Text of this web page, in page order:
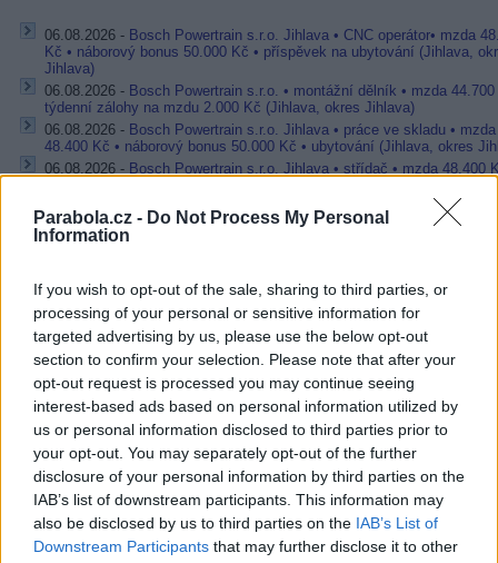
Parabola.cz - Do Not Process My Personal
Information
If you wish to opt-out of the sale, sharing to third parties, or
processing of your personal or sensitive information for
targeted advertising by us, please use the below opt-out
section to confirm your selection. Please note that after your
opt-out request is processed you may continue seeing
interest-based ads based on personal information utilized by
us or personal information disclosed to third parties prior to
your opt-out. You may separately opt-out of the further
disclosure of your personal information by third parties on the
IAB’s list of downstream participants. This information may
also be disclosed by us to third parties on the IAB’s List of
Downstream Participants that may further disclose it to other
06.08.2026 - Bosch Powertrain s.r.o. Jihlava • CNC operátor• mzda
Kč • náborový bonus 50.000 Kč • příspěvek na ubytování (Jihlava,
Jihlava)
06.08.2026 - Bosch Powertrain s.r.o. • montážní dělník • mzda 44.700
týdenní zálohy na mzdu 2.000 Kč (Jihlava, okres Jihlava)
06.08.2026 - Bosch Powertrain s.r.o. Jihlava • práce ve skladu • mzda
48.400 Kč • náborový bonus 50.000 Kč • ubytování (Jihlava, okres
06.08.2026 - Bosch Powertrain s.r.o. Jihlava • střídač • mzda 48.400
06.08.2026 -
Bosch Powertrain s.r.o. • seřizování strojů • mzda
náborový bonus 100.000 Kč • ubytování (Jihlava, okres Jihlava)
... další nabídky zaměstnání
Vybrané články
Prima sport - co nabídne v prvním
vysílacím týdnu
Kdy a kde bude Prima sport k
naladění na Skylinku